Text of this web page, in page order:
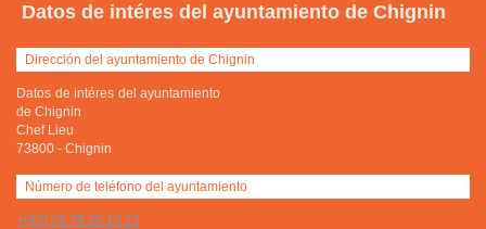
Datos de intéres del ayuntamiento de Chignin
Dirección del ayuntamiento de Chignin
Datos de intéres del ayuntamiento
de Chignin
Chef Lieu
73800 - Chignin
Número de teléfono del ayuntamiento
+(33) 04 79 28 10 12